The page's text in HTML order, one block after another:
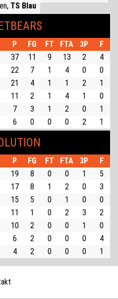
TS Blau
P FG FT FTA 3P
F
37 11 9 13 2
4
22 7 1 4 0
0
21 4 1 1 2
1
11 2 1 4 1
0
7 3 1 2 0
1
6 0 0 0 2 1
P FG FT FTA 3P
F
19 8 0 0 1
5
17 8 1 2 0
3
15 5 0 1 0
0
11 1 0 2 3
2
10 2 0 0 1
0
6 2 0 0 0
4
4 2 0 0 0 1